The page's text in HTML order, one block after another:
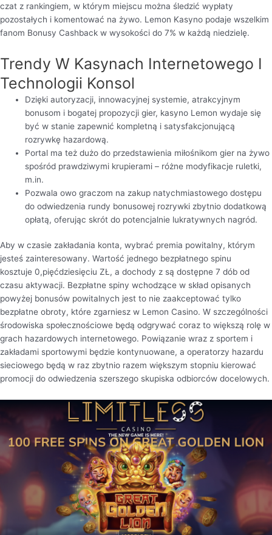
czat z rankingiem, w którym miejscu można śledzić wypłaty
pozostałych i komentować na żywo. Lemon Kasyno podaje wszelkim
fanom Bonusy Cashback w wysokości do 7% w każdą niedzielę.
Trendy W Kasynach Internetowego I
Technologii Konsol
Dzięki autoryzacji, innowacyjnej systemie, atrakcyjnym
bonusom i bogatej propozycji gier, kasyno Lemon wydaje się
być w stanie zapewnić kompletną i satysfakcjonującą
rozrywkę hazardową.
Portal ma też dużo do przedstawienia miłośnikom gier na żywo
spośród prawdziwymi krupierami – różne modyfikacje ruletki,
m.in.
Pozwala owo graczom na zakup natychmiastowego dostępu
do odwiedzenia rundy bonusowej rozrywki zbytnio dodatkową
opłatą, oferując skrót do potencjalnie lukratywnych nagród.
Aby w czasie zakładania konta, wybrać premia powitalny, którym
jesteś zainteresowany. Wartość jednego bezpłatnego spinu
kosztuje 0,pięćdziesięciu ZŁ, a dochody z są dostępne 7 dób od
czasu aktywacji. Bezpłatne spiny wchodzące w skład opisanych
powyżej bonusów powitalnych jest to nie zaakceptować tylko
bezpłatne obroty, które zgarniesz w Lemon Casino. W szczególności
środowiska społecznościowe będą odgrywać coraz to większą rolę w
grach hazardowych internetowego. Powiązanie wraz z sportem i
zakładami sportowymi będzie kontynuowane, a operatorzy hazardu
sieciowego będą w raz zbytnio razem większym stopniu kierować
promocji do odwiedzenia szerszego skupiska odbiorców docelowych.